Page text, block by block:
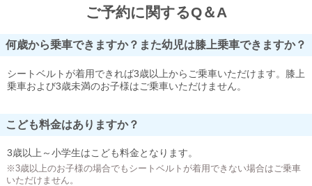
ご予約に関するQ＆A
何歳から乗車できますか？また幼児は膝上乗車できますか？
シートベルトが着用できれば3歳以上からご乗車いただけます。膝上
乗車および3歳未満のお子様はご乗車いただけません。
こども料金はありますか？
3歳以上～小学生はこども料金となります。
※3歳以上のお子様の場合でもシートベルトが着用できない場合はご乗車
いただけません。